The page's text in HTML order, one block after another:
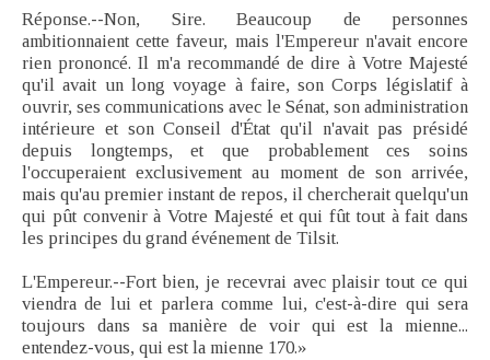
Réponse.--Non, Sire. Beaucoup de personnes
ambitionnaient cette faveur, mais l'Empereur n'avait encore
rien prononcé. Il m'a recommandé de dire à Votre Majesté
qu'il avait un long voyage à faire, son Corps législatif à
ouvrir, ses communications avec le Sénat, son administration
intérieure et son Conseil d'État qu'il n'avait pas présidé
depuis longtemps, et que probablement ces soins
l'occuperaient exclusivement au moment de son arrivée,
mais qu'au premier instant de repos, il chercherait quelqu'un
qui pût convenir à Votre Majesté et qui fût tout à fait dans
les principes du grand événement de Tilsit.
L'Empereur.--Fort bien, je recevrai avec plaisir tout ce qui
viendra de lui et parlera comme lui, c'est-à-dire qui sera
toujours dans sa manière de voir qui est la mienne...
entendez-vous, qui est la mienne 170.»